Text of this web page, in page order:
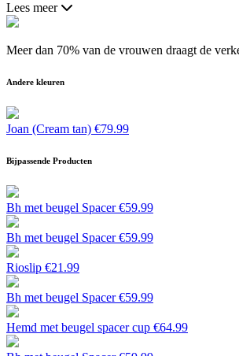
Lees meer
Meer dan 70% van de vrouwen draagt de
Andere kleuren
Joan (Cream tan) €79.99
Bijpassende Producten
Bh met beugel Spacer €59.99
Bh met beugel Spacer €59.99
Rioslip €21.99
Bh met beugel Spacer €59.99
Hemd met beugel spacer cup €64.99